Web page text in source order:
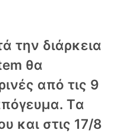
την διάρκεια
θα
από τις 9
Tα
και στις 17/8